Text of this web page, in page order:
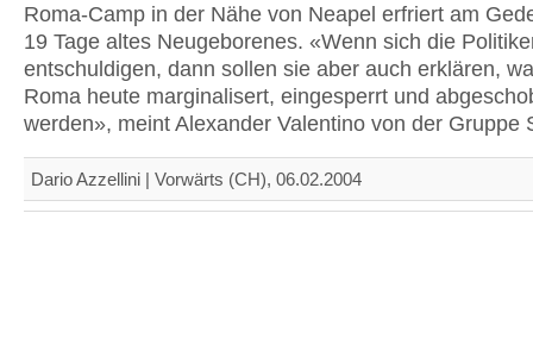
Roma-Camp in der Nähe von Neapel erfriert am
19 Tage altes Neugeborenes. «Wenn sich die
entschuldigen, dann sollen sie aber auch erklären,
Roma heute marginalisert, eingesperrt und
werden», meint Alexander Valentino von der Gruppe
Dario Azzellini | Vorwärts (CH), 06.02.2004